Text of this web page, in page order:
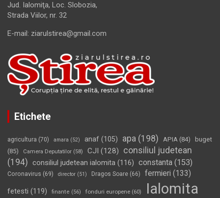
Jud. Ialomiţa, Loc. Slobozia,
Strada Viilor, nr. 32
E-mail: ziarulstirea@gmail.com
Etichete
agricultura (70) amara (52) anaf (105) apa (198) APIA (84)
buget
(85)
Camera Deputatilor (58) CJI (128)
consiliul judetean
(194) consiliul judetean ialomita (116) constanta (153)
Coronavirus (69) director (51) Dragos Soare (66) fermieri (133)
fetesti (119) finante (56) fonduri europene (60)
Ialomita